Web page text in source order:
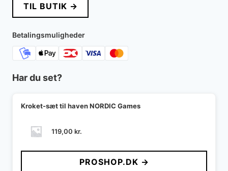
TIL BUTIK →
Betalingsmuligheder
Har du set?
Kroket-sæt til haven NORDIC Games
119,00 kr.
PROSHOP.DK →